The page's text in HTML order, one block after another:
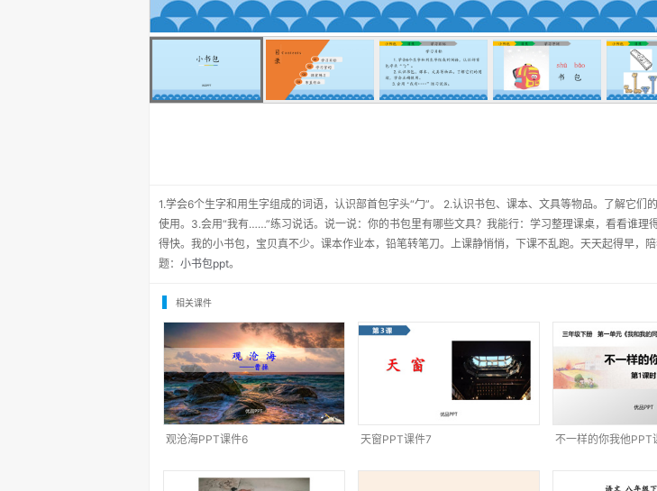
1.学会6个生字和用生字组成的词语，认识部首包字头“勹”。 2.认识书包、课本、文具等物品。了解它们
使用。3.会用“我有……”练习说话。说一说：你的书包里有哪些文具？我能行：学习整理课桌，看看谁理
得快。我的小书包，宝贝真不少。课本作业本，铅笔转笔刀。上课静悄悄，下课不乱跑。天天起得早，
题： 小书包ppt。
相关课件
观沧海PPT课件6 天窗PPT课件7 不一样的你我他PPT